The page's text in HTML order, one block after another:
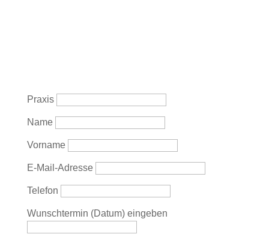
Praxis
Name
Vorname
E-Mail-Adresse
Telefon
Wunschtermin (Datum) eingeben